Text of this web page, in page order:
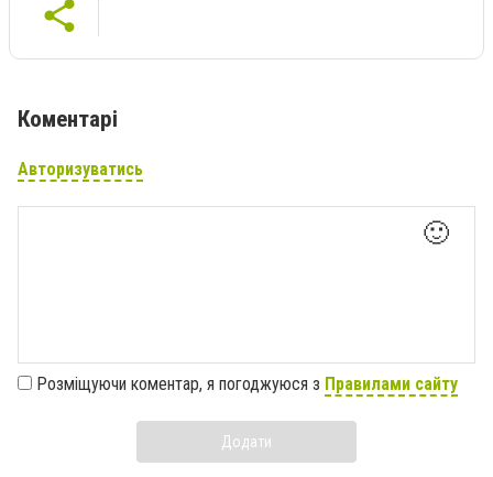
Коментарі
Авторизуватись
🙂
Розміщуючи коментар, я погоджуюся з Правилами сайту
Додати